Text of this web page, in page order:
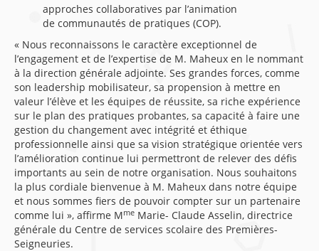
approches collaboratives par l’animation
de communautés de pratiques (COP).
« Nous reconnaissons le caractère exceptionnel de
l’engagement et de l’expertise de M. Maheux en le nommant
à la direction générale adjointe. Ses grandes forces, comme
son leadership mobilisateur, sa propension à mettre en
valeur l’élève et les équipes de réussite, sa riche expérience
sur le plan des pratiques probantes, sa capacité à faire une
gestion du changement avec intégrité et éthique
professionnelle ainsi que sa vision stratégique orientée vers
l’amélioration continue lui permettront de relever des défis
importants au sein de notre organisation. Nous souhaitons
la plus cordiale bienvenue à M. Maheux dans notre équipe
et nous sommes fiers de pouvoir compter sur un partenaire
comme lui », affirme Mme Marie- Claude Asselin, directrice
générale du Centre de services scolaire des Premières-
Seigneuries.